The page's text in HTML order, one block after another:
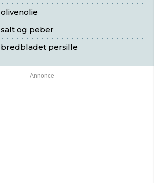
olivenolie
salt og peber
bredbladet persille